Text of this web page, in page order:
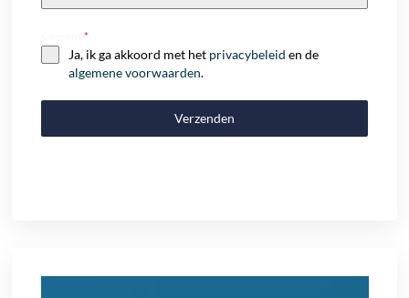
Consent*
Ja, ik ga akkoord met het privacybeleid en de
algemene voorwaarden.
Verzenden